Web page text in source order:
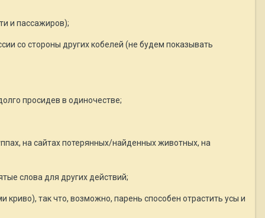
и пассажиров);
со стороны других кобелей (не будем показывать
просидев в одиночестве;
на сайтах потерянных/найденных животных, на
слова для других действий;
так что, возможно, парень способен отрастить усы и